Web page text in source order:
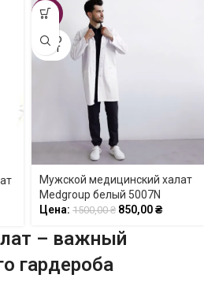
-43%
SOLD
OUT
Мужской медицинский халат
Medgroup белый 5007N
Цена: 1500,00₴ 850,00₴
– важный
гардероба